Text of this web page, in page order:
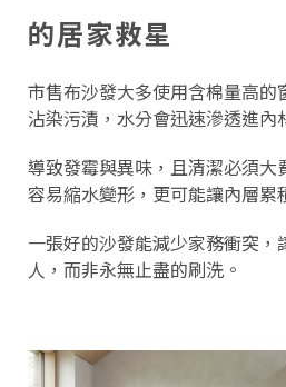
的居家救星
市售布沙發大多使用含棉量高的
沾染污漬，水分會迅速滲透進內
導致發霉與異味，且清潔必須大
容易縮水變形，更可能讓內層累
一張好的沙發能減少家務衝突，
人，而非永無止盡的刷洗。